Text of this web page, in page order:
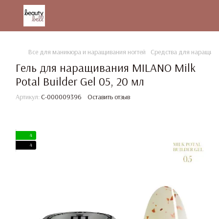
Все для маникюра и наращивания ногтей Средства для
Гель для наращивания MILANO Milk
Potal Builder Gel 05, 20 мл
Артикул: C-000009396 Оставить отзыв
4
4